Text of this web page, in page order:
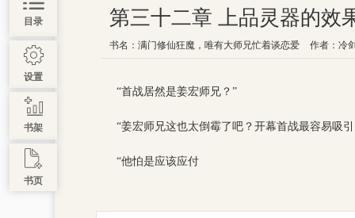
目录
设置
书架
书页
第三十二章 上品灵器的效
书名： 满门修仙狂魔，唯有大师兄忙着谈恋爱 作者： 冷
“首战居然是姜宏师兄？”
“姜宏师兄这也太倒霉了吧？开幕首战最容易吸
“他怕是应该应付